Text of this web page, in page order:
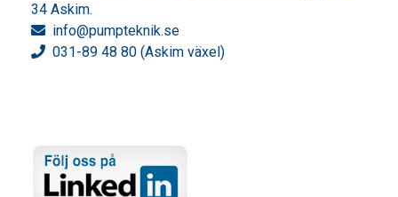
34 Askim.
info@pumpteknik.se
031-89 48 80 (Askim växel)